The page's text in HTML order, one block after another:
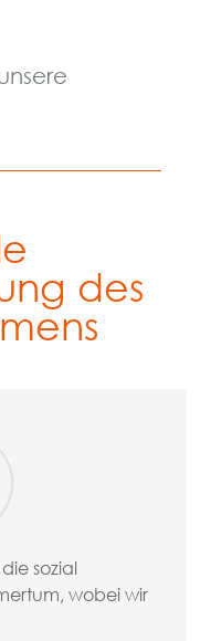
des
sozial
wobei wir